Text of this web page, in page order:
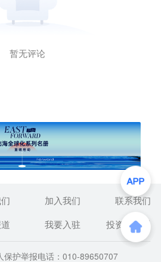
暂无评论
加入我们
联系我们
我要入驻 投资者关系
保护举报电话：010-89650707